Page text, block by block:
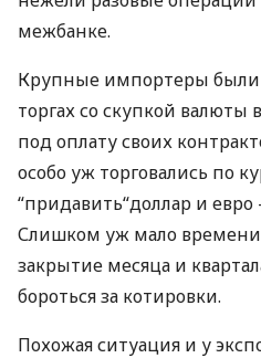
межбанке.
Крупные импортеры были
торгах со скупкой валюты
под оплату своих
особо уж торговались по
“придавить“доллар и
Слишком уж мало времени
закрытие месяца и
бороться за котировки.
Похожая ситуация и у